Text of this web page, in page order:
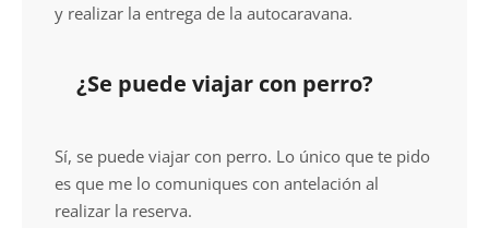
y realizar la entrega de la autocaravana.
¿Se puede viajar con perro?
Sí, se puede viajar con perro. Lo único que te pido
es que me lo comuniques con antelación al
realizar la reserva.